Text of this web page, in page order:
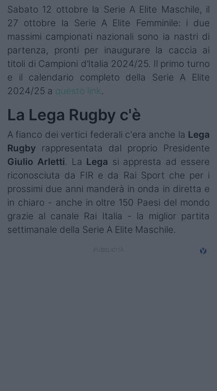
Sabato 12 ottobre la Serie A Elite Maschile, il
27 ottobre la Serie A Elite Femminile: i due
massimi campionati nazionali sono ia nastri di
partenza, pronti per inaugurare la caccia ai
titoli di Campioni d’Italia 2024/25. Il primo turno
e il calendario completo della Serie A Elite
2024/25 a questo link.
La Lega Rugby c'è
A fianco dei vertici federali c'era anche la Lega
Rugby rappresentata dal proprio Presidente
Giulio Arletti. La Lega si appresta ad essere
riconosciuta da FIR e da Rai Sport che per i
prossimi due anni manderà in onda in diretta e
in chiaro - anche in oltre 150 Paesi del mondo
grazie al canale Rai Italia - la miglior partita
settimanale della Serie A Elite Maschile.